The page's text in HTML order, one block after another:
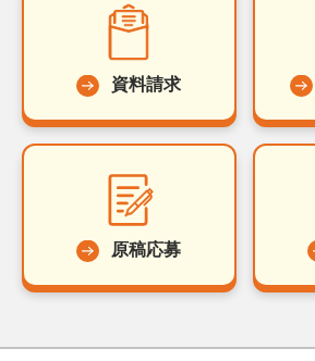
資料請求
原稿応募